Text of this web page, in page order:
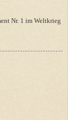
Nr. 1 im Weltkrieg